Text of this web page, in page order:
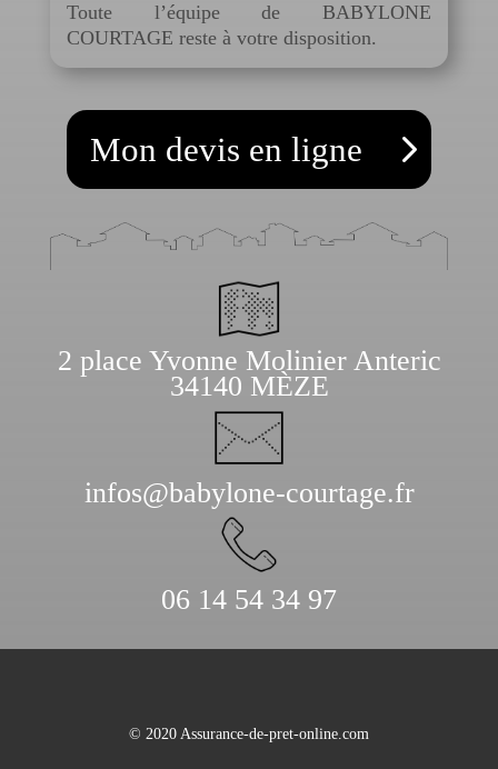
Toute l’équipe de BABYLONE
COURTAGE reste à votre disposition.
Mon devis en ligne
2 place Yvonne Molinier Anteric
34140 MÈZE
infos@babylone-courtage.fr
06 14 54 34 97
© 2020 Assurance-de-pret-online.com